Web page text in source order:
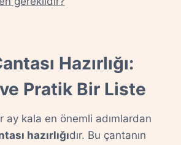
Hazırlığı:
Pratik Bir Liste
ay kala en önemli adımlardan
hazırlığıdır. Bu çantanın